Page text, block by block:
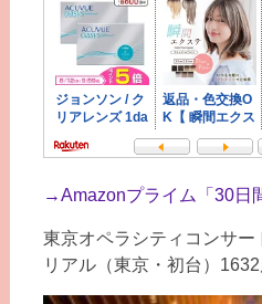
→Amazonプライム「30日
東京オペラシティコンサ
リアル（東京・初台）